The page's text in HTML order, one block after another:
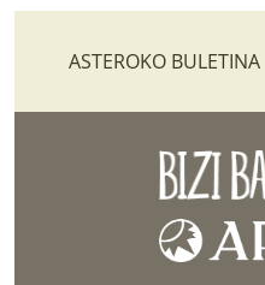
ASTEROKO BULETINA